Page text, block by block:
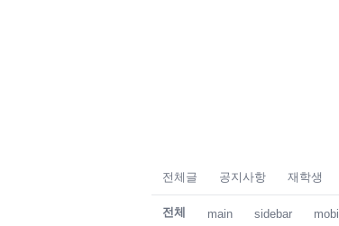
전체글 공지사항 재학생
전체 main sidebar